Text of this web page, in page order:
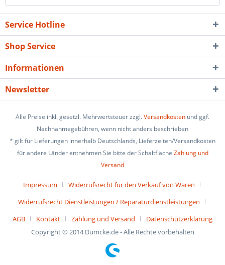
Service Hotline
Shop Service
Informationen
Newsletter
Alle Preise inkl. gesetzl. Mehrwertsteuer zzgl.Versandkosten und ggf.
Nachnahmegebühren, wenn nicht anders beschrieben
* gilt für Lieferungen innerhalb Deutschlands, Lieferzeiten/Versandkosten
für andere Länder entnehmen Sie bitte der Schaltfläche Zahlung und
Versand
Impressum
Widerrufsrecht für den Verkauf von Waren
Widerrufsrecht Dienstleistungen / Reparaturdienstleistungen
AGB
Kontakt Zahlung und Versand
Datenschutzerklärung
Copyright © 2014 Dumcke.de - Alle Rechte vorbehalten